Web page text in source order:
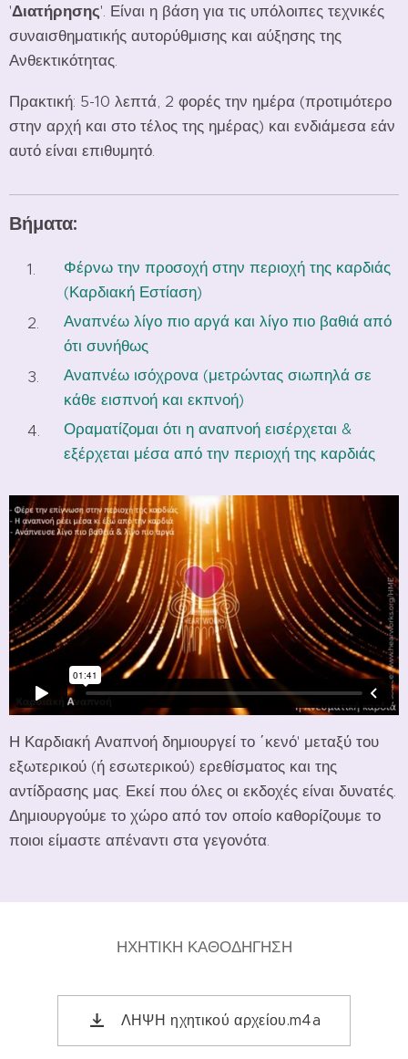
'Διατήρησης'. Είναι η βάση για τις υπόλοιπες τεχνικές
συναισθηματικής αυτορύθμισης και αύξησης της
Ανθεκτικότητας.
Πρακτική: 5-10 λεπτά, 2 φορές την ημέρα (προτιμότερο
στην αρχή και στο τέλος της ημέρας) και ενδιάμεσα εάν
αυτό είναι επιθυμητό.
Βήματα:
Φέρνω την προσοχή στην περιοχή της καρδιάς
(Καρδιακή Εστίαση)
Αναπνέω λίγο πιο αργά και λίγο πιο βαθιά από
ότι συνήθως
Αναπνέω ισόχρονα (μετρώντας σιωπηλά σε
κάθε εισπνοή και εκπνοή)
Οραματίζομαι ότι η αναπνοή εισέρχεται &
εξέρχεται μέσα από την περιοχή της καρδιάς
Η Καρδιακή Αναπνοή δημιουργεί το ΄κενό' μεταξύ του
εξωτερικού (ή εσωτερικού) ερεθίσματος και της
αντίδρασης μας. Εκεί που όλες οι εκδοχές είναι δυνατές.
Δημιουργούμε το χώρο από τον οποίο καθορίζουμε το
ποιοι είμαστε απέναντι στα γεγονότα.
ΗΧΗΤΙΚΗ ΚΑΘΟΔΗΓΗΣΗ
ΛΗΨΗ ηχητικού αρχείου.m4a